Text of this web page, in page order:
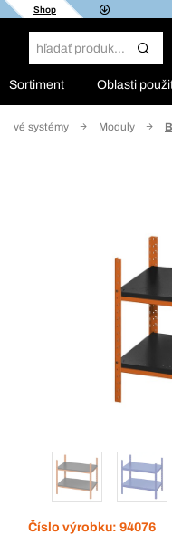
Shop
Sortiment Oblasti
systémy Moduly
Číslo výrobku: 94076